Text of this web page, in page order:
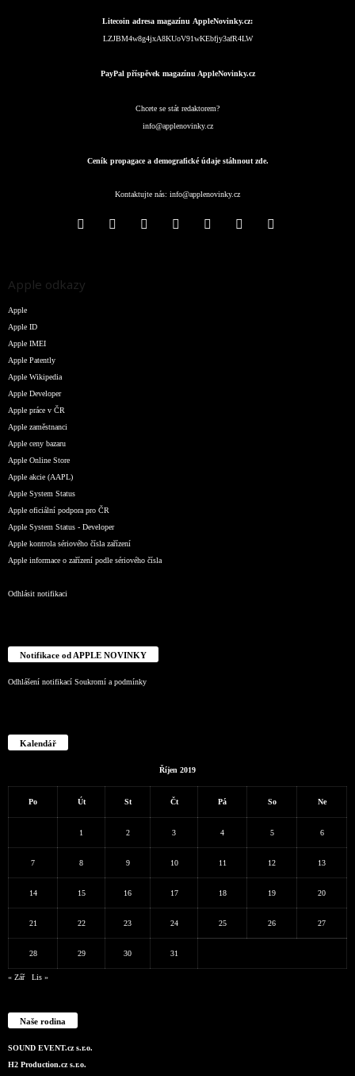
Litecoin adresa magazínu AppleNovinky.cz:
LZJBM4w8g4jxA8KUoV91wKEbfjy3afR4LW
PayPal příspěvek magazínu AppleNovinky.cz
Chcete se stát redaktorem?
info@applenovinky.cz
Ceník propagace a demografické údaje stáhnout zde.
Kontaktujte nás: info@applenovinky.cz
Apple odkazy
Apple
Apple ID
Apple IMEI
Apple Patently
Apple Wikipedia
Apple Developer
Apple práce v ČR
Apple zaměstnanci
Apple ceny bazaru
Apple Online Store
Apple akcie (AAPL)
Apple System Status
Apple oficiální podpora pro ČR
Apple System Status - Developer
Apple kontrola sériového čísla zařízení
Apple informace o zařízení podle sériového čísla
Odhlásit notifikaci
Notifikace od APPLE NOVINKY
Odhlášení notifikací Soukromí a podmínky
Kalendář
Říjen 2019
Po Út St Čt Pá So Ne
1 2 3 4 5 6
7 8 9 10 11 12 13
14 15 16 17 18 19 20
21 22 23 24 25 26 27
28 29 30 31
« Zář Lis »
Naše rodina
SOUND EVENT.cz s.r.o.
H2 Production.cz s.r.o.